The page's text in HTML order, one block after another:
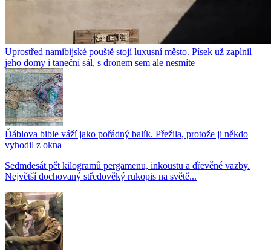
Uprostřed namibijské pouště stojí luxusní město. Písek už zaplnil
jeho domy i taneční sál, s dronem sem ale nesmíte
Ďáblova bible váží jako pořádný balík. Přežila, protože ji někdo
vyhodil z okna
Sedmdesát pět kilogramů pergamenu, inkoustu a dřevěné vazby.
Největší dochovaný středověký rukopis na světě...